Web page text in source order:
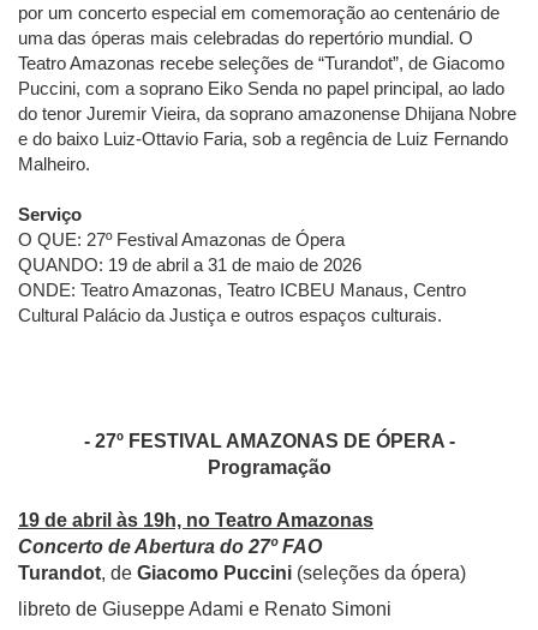
por um concerto especial em comemoração ao centenário de
uma das óperas mais celebradas do repertório mundial. O
Teatro Amazonas recebe seleções de “Turandot”, de Giacomo
Puccini, com a soprano Eiko Senda no papel principal, ao lado
do tenor Juremir Vieira, da soprano amazonense Dhijana Nobre
e do baixo Luiz-Ottavio Faria, sob a regência de Luiz Fernando
Malheiro.
Serviço
O QUE: 27º Festival Amazonas de Ópera
QUANDO: 19 de abril a 31 de maio de 2026
ONDE: Teatro Amazonas, Teatro ICBEU Manaus, Centro
Cultural Palácio da Justiça e outros espaços culturais.
- 27º FESTIVAL AMAZONAS DE ÓPERA -
Programação
19 de abril às 19h, no Teatro Amazonas
Concerto de Abertura do 27º FAO
Turandot, de Giacomo Puccini (seleções da ópera)
libreto de Giuseppe Adami e Renato Simoni